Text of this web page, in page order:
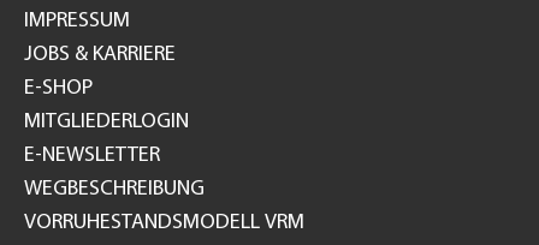
IMPRESSUM
JOBS & KARRIERE
E-SHOP
MITGLIEDERLOGIN
E-NEWSLETTER
WEGBESCHREIBUNG
VORRUHESTANDSMODELL VRM